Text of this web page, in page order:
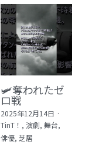
🛩️奪われたゼ
ロ戦
2025年12月14日 ·
TinT！, 演劇, 舞台,
俳優, 芝居